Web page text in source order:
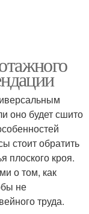
оно будет сшито
стоит обратить
плоского кроя.
о том, как
не
труда.